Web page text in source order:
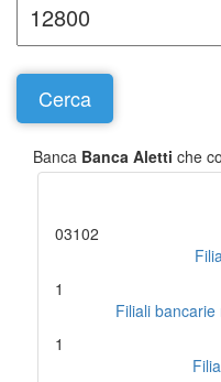
Banca Banca Aletti che
03102
1
Filiali
1